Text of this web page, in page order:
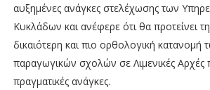
αυξημένες ανάγκες στελέχωσης των
Κυκλάδων και ανέφερε ότι θα προτείνει
δικαιότερη και πιο ορθολογική
παραγωγικών σχολών σε Λιμενικές Αρχές
πραγματικές ανάγκες.